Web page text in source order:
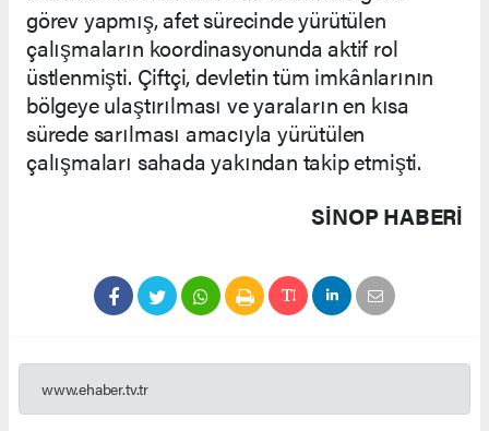
görev yapmış, afet sürecinde yürütülen
çalışmaların koordinasyonunda aktif rol
üstlenmişti. Çiftçi, devletin tüm imkânlarının
bölgeye ulaştırılması ve yaraların en kısa
sürede sarılması amacıyla yürütülen
çalışmaları sahada yakından takip etmişti.
SINOP HABERİ
www.ehaber.tv.tr